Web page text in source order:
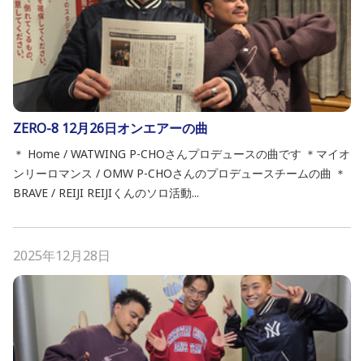
ZERO-8 12月26日オンエアーの曲
＊ Home / WATWING P-CHOさんプロデュースの曲です ＊マイオ
ンリーロマンス / OMW P-CHOさんのプロデュースチームの曲 ＊
BRAVE / REIJI REIJIくんのソロ活動...
2025年12月28日